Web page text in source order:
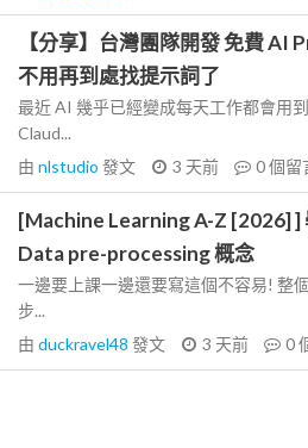
【分享】台灣團隊開發 免費 AI
不用再到處找提示詞了
最近 AI 幾乎已經變成每天工作都會用
Claud...
由 nlstudio 發文 3 天前 0個留
[Machine Learning A-Z [2026] ]
Data pre-processing 概念
一邊要上課一邊還要寫這個不容易! 整
步...
由 duckravel48 發文 3 天前 0